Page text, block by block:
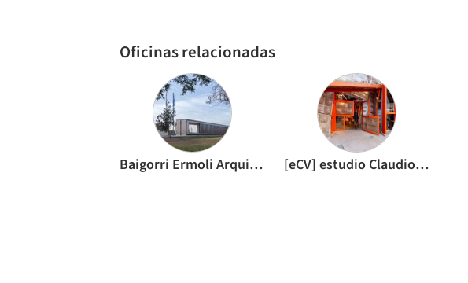
Oficinas relacionadas
Baigorri Ermoli Arquitectos [eCV] estudio Claudio Vekstein